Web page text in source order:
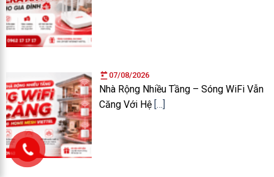
07/08/2026
Nhà Rộng Nhiều Tầng – Sóng WiFi Vẫn
Căng Với Hệ […]